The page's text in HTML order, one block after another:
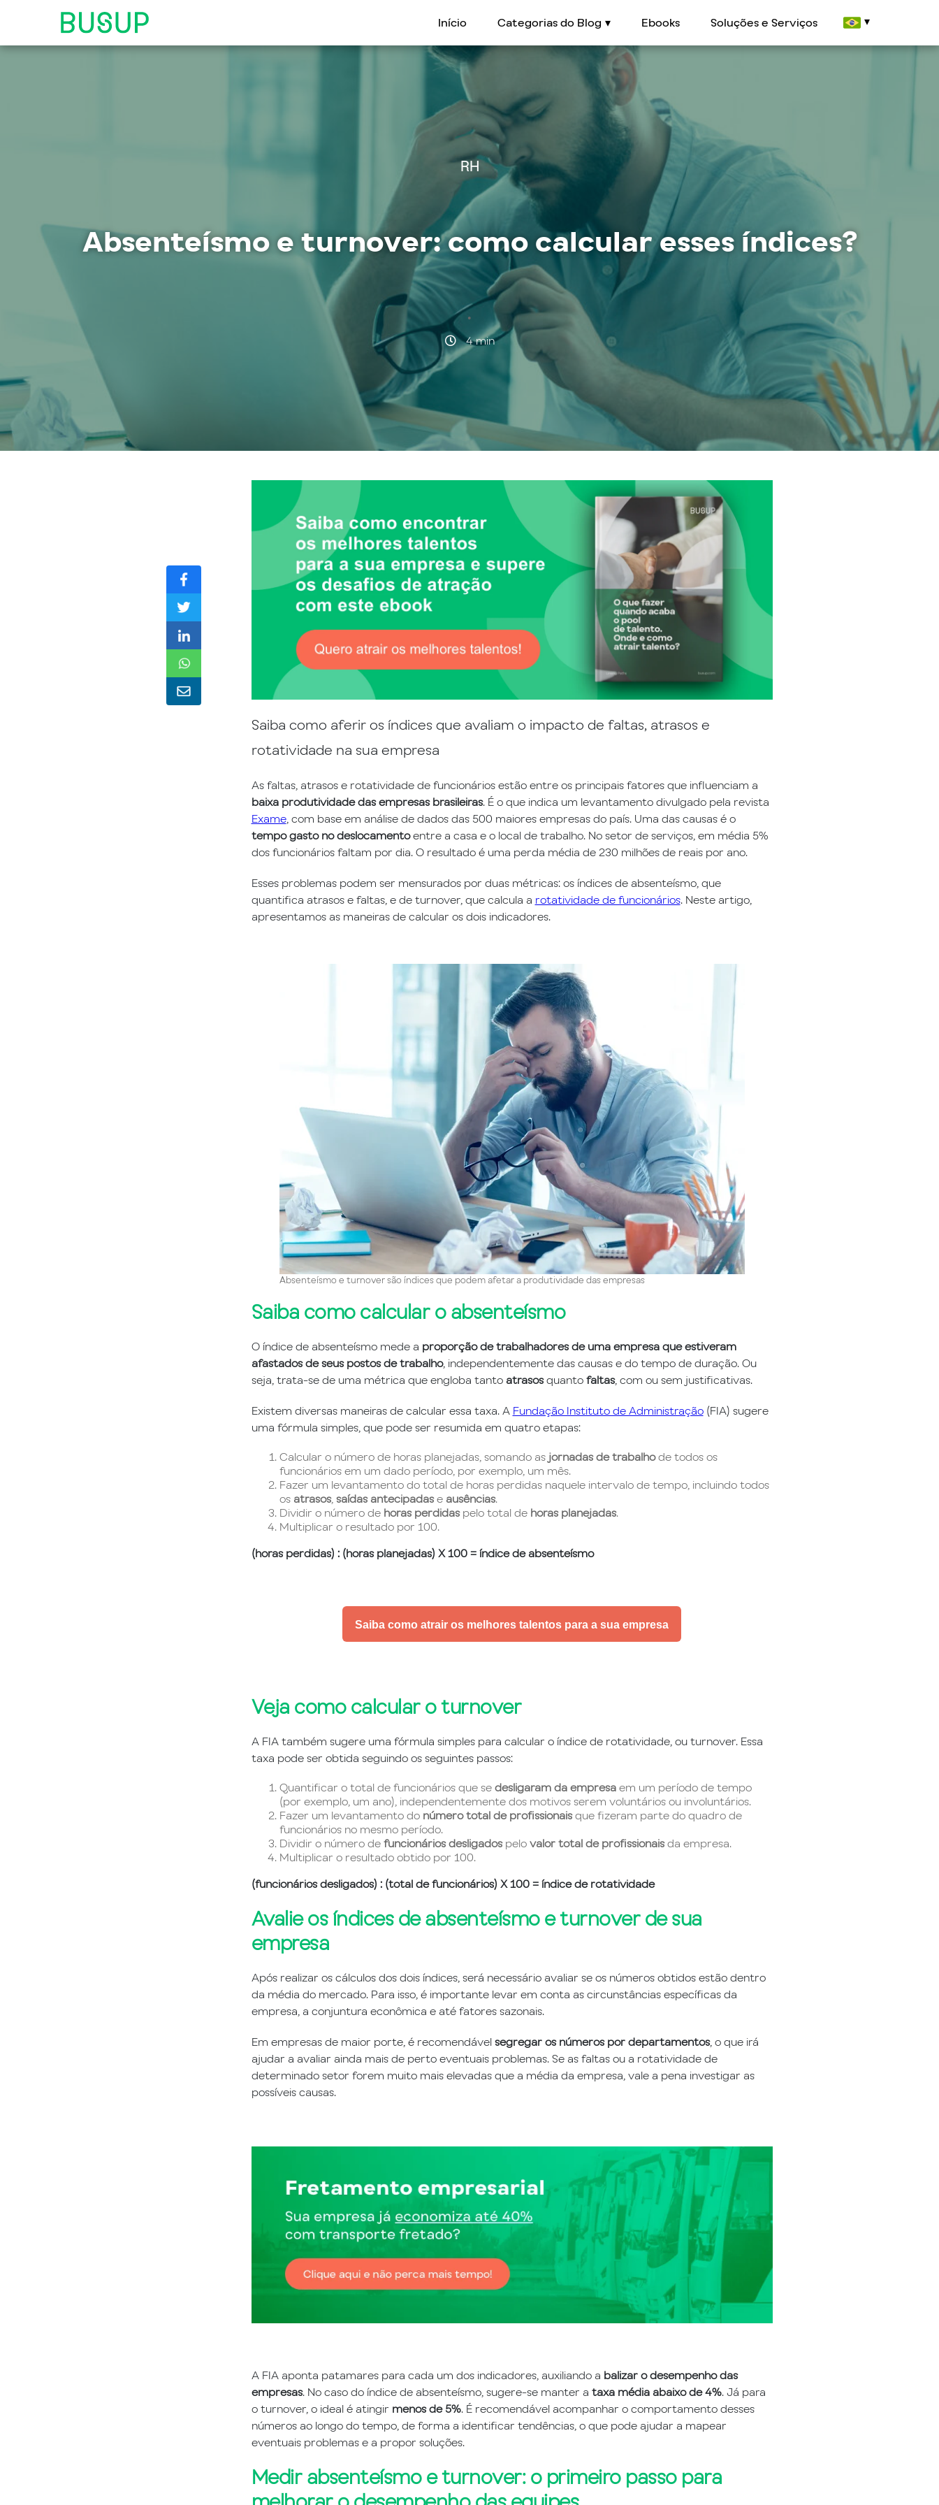
Início Categorias do Blog Ebooks Soluções e Serviços
RH
Absenteísmo e turnover: como calcular esses índices?
·
4 min
Saiba como aferir os índices que avaliam o impacto de faltas, atrasos e
rotatividade na sua empresa
As faltas, atrasos e rotatividade de funcionários estão entre os principais fatores que influenciam a
baixa produtividade das empresas brasileiras. É o que indica um levantamento divulgado pela revista
Exame, com base em análise de dados das 500 maiores empresas do país. Uma das causas é o
tempo gasto no deslocamentoentre a casa e o local de trabalho. No setor de serviços, em média 5%
dos funcionários faltam por dia. O resultado é uma perda média de 230 milhões de reais por ano.
Esses problemas podem ser mensurados por duas métricas: os índices de absenteísmo, que
quantifica atrasos e faltas, e de turnover, que calcula a rotatividade de funcionários. Neste artigo,
apresentamos as maneiras de calcular os dois indicadores.
Absenteísmo e turnover são índices que podem afetar a produtividade das empresas
Saiba como calcular o absenteísmo
O índice de absenteísmo mede a proporção de trabalhadores de uma empresa que estiveram
afastados de seus postos de trabalho, independentemente das causas e do tempo de duração. Ou
seja, trata-se de uma métrica que engloba tanto atrasosquanto faltas, com ou sem justificativas.
Existem diversas maneiras de calcular essa taxa. A Fundação Instituto de Administração(FIA) sugere
uma fórmula simples, que pode ser resumida em quatro etapas:
Calcular o número de horas planejadas, somando as jornadas de trabalhode todos os
funcionários em um dado período, por exemplo, um mês.
Fazer um levantamento do total de horas perdidas naquele intervalo de tempo, incluindo todos
os atrasos, saídas antecipadase ausências.
Dividir o número de horas perdidas pelo total de horas planejadas.
Multiplicar o resultado por 100.
(horas perdidas) : (horas planejadas) X 100 = índice de absenteísmo
Saiba como atrair os melhores talentos para a sua empresa
Veja como calcular o turnover
A FIA também sugere uma fórmula simples para calcular o índice de rotatividade, ou turnover. Essa
taxa pode ser obtida seguindo os seguintes passos:
Quantificar o total de funcionários que se desligaram da empresa em um período de tempo
(por exemplo, um ano), independentemente dos motivos serem voluntários ou involuntários.
Fazer um levantamento do número total de profissionaisque fizeram parte do quadro de
funcionários no mesmo período.
Dividir o número de funcionários desligados pelo valor total de profissionaisda empresa.
Multiplicar o resultado obtido por 100.
(funcionários desligados) : (total de funcionários) X 100 = índice de rotatividade
Avalie os índices de absenteísmo e turnover de sua
empresa
Após realizar os cálculos dos dois índices, será necessário avaliar se os números obtidos estão dentro
da média do mercado. Para isso, é importante levar em conta as circunstâncias específicas da
empresa, a conjuntura econômica e até fatores sazonais.
Em empresas de maior porte, é recomendável segregar os números por departamentos, o que irá
ajudar a avaliar ainda mais de perto eventuais problemas. Se as faltas ou a rotatividade de
determinado setor forem muito mais elevadas que a média da empresa, vale a pena investigar as
possíveis causas.
A FIA aponta patamares para cada um dos indicadores, auxiliando a balizar o desempenho das
empresas. No caso do índice de absenteísmo, sugere-se manter a taxa média abaixo de 4%. Já para
o turnover, o ideal é atingir menos de 5%. É recomendável acompanhar o comportamento desses
números ao longo do tempo, de forma a identificar tendências, o que pode ajudar a mapear
eventuais problemas e a propor soluções.
Medir absenteísmo e turnover: o primeiro passo para